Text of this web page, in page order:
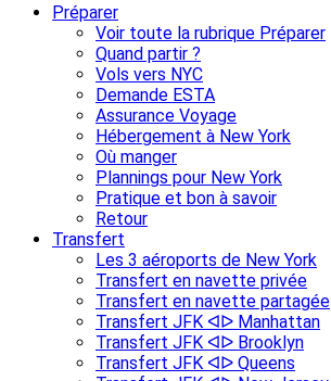
Préparer
Voir toute la rubrique Préparer
Quand partir ?
Vols vers NYC
Demande ESTA
Assurance Voyage
Hébergement à New York
Où manger
Plannings pour New York
Pratique et bon à savoir
Retour
Transfert
Les 3 aéroports de New York
Transfert en navette privée
Transfert en navette partagée
Transfert JFK ᐊᐅ Manhattan
Transfert JFK ᐊᐅ Brooklyn
Transfert JFK ᐊᐅ Queens